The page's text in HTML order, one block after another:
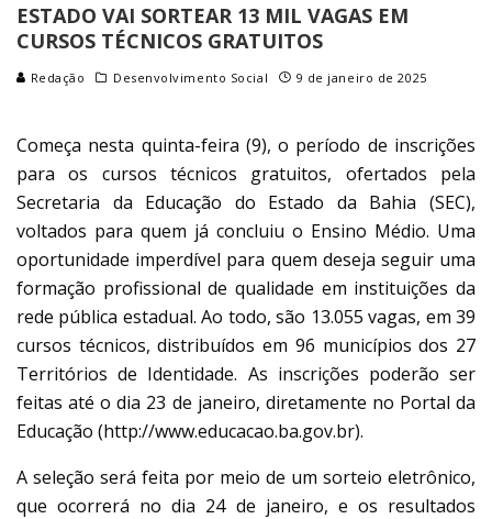
ESTADO VAI SORTEAR 13 MIL VAGAS EM
CURSOS TÉCNICOS GRATUITOS
Redação Desenvolvimento Social 9 de janeiro de 2025
Começa nesta quinta-feira (9), o período de inscrições
para os cursos técnicos gratuitos, ofertados pela
Secretaria da Educação do Estado da Bahia (SEC),
voltados para quem já concluiu o Ensino Médio. Uma
oportunidade imperdível para quem deseja seguir uma
formação profissional de qualidade em instituições da
rede pública estadual. Ao todo, são 13.055 vagas, em 39
cursos técnicos, distribuídos em 96 municípios dos 27
Territórios de Identidade. As inscrições poderão ser
feitas até o dia 23 de janeiro, diretamente no Portal da
Educação (http://www.educacao.ba.gov.br).
A seleção será feita por meio de um sorteio eletrônico,
que ocorrerá no dia 24 de janeiro, e os resultados